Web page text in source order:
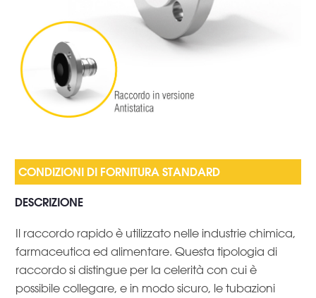
DESCRIZIONE
Il raccordo rapido è utilizzato nelle industrie chimica,
farmaceutica ed alimentare. Questa tipologia di
raccordo si distingue per la celerità con cui è
possibile collegare, e in modo sicuro, le tubazioni